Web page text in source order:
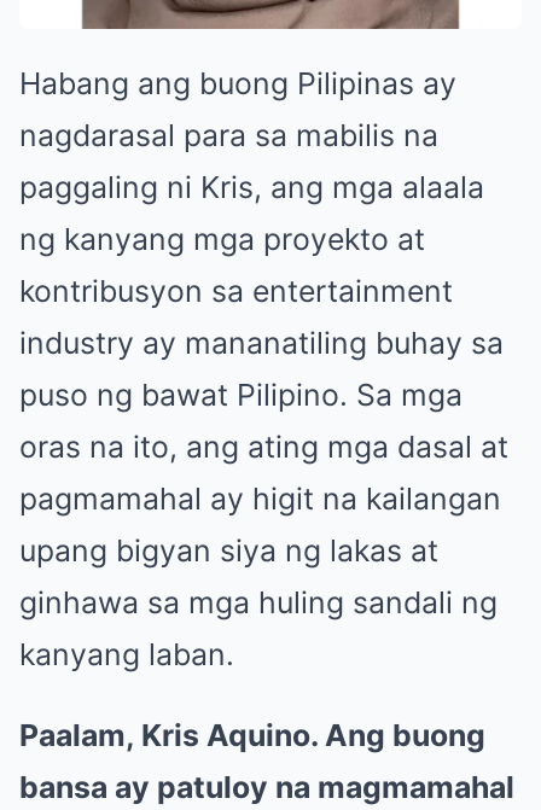
Habang ang buong Pilipinas ay
nagdarasal para sa mabilis na
paggaling ni Kris, ang mga alaala
ng kanyang mga proyekto at
kontribusyon sa entertainment
industry ay mananatiling buhay sa
puso ng bawat Pilipino. Sa mga
oras na ito, ang ating mga dasal at
pagmamahal ay higit na kailangan
upang bigyan siya ng lakas at
ginhawa sa mga huling sandali ng
kanyang laban.
Paalam, Kris Aquino. Ang buong
bansa ay patuloy na magmamahal